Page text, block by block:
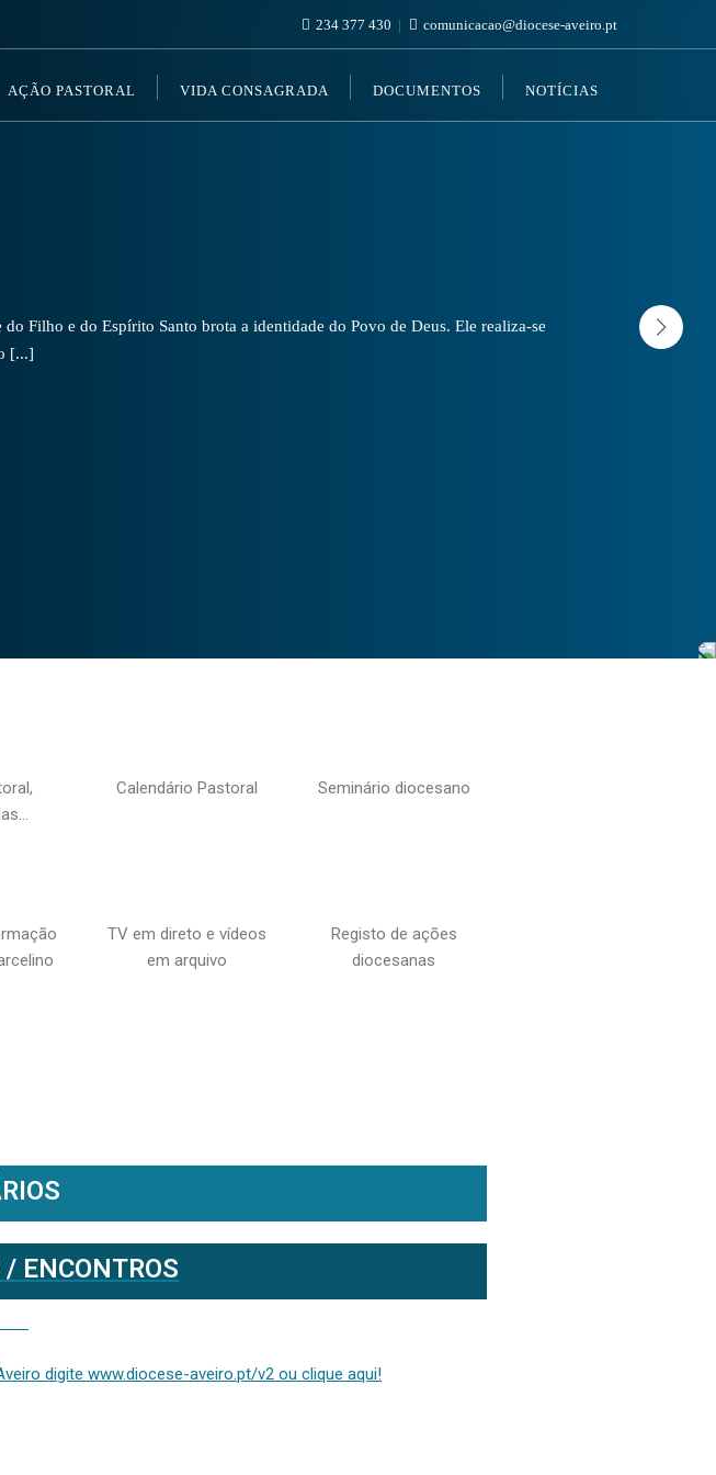
234 377 430 comunicacao@diocese-aveiro.pt
AÇÃO PASTORAL VIDA CONSAGRADA DOCUMENTOS NOTÍCIAS
Filho e do Espírito Santo brota a identidade do Povo de Deus. Ele realiza-se
[...]
Calendário Pastoral Seminário diocesano
TV em direto e vídeos
em arquivo
Registo de ações
diocesanas
ENCONTROS
digite www.diocese-aveiro.pt/v2 ou clique aqui!